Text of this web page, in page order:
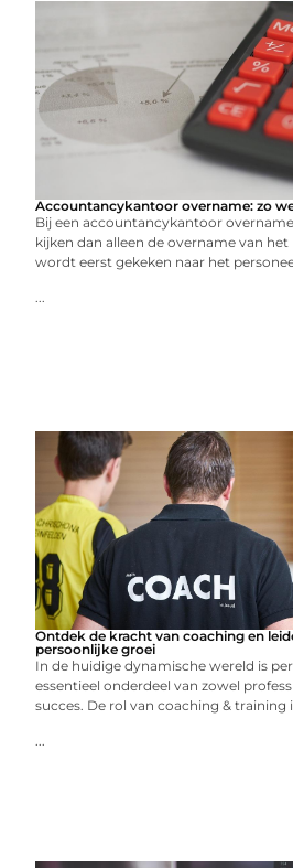
Accountancykantoor overname: zo
Bij een accountancykantoor
kijken dan alleen de overname van
wordt eerst gekeken naar het
...
Ontdek de kracht van coaching en
persoonlijke groei
In de huidige dynamische wereld is
essentieel onderdeel van zowel
succes. De rol van coaching & training
...